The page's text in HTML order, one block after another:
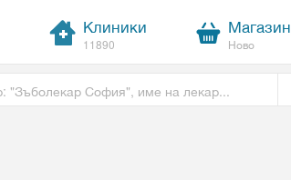
Клиники
11890
Магазин
Ново